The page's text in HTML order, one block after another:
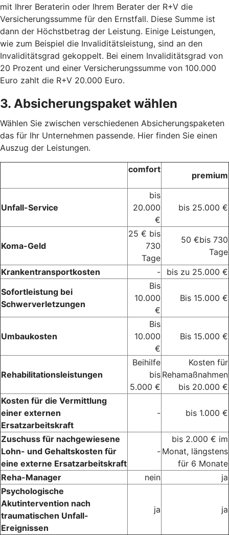
mit Ihrer Beraterin oder Ihrem Berater der R+V die
Versicherungssumme für den Ernstfall. Diese Summe ist
dann der Höchstbetrag der Leistung. Einige Leistungen,
wie zum Beispiel die Invaliditätsleistung, sind an den
Invaliditätsgrad gekoppelt. Bei einem Invaliditätsgrad von
20 Prozent und einer Versicherungssumme von 100.000
Euro zahlt die R+V 20.000 Euro.
3. Absicherungspaket wählen
Wählen Sie zwischen verschiedenen Absicherungspaketen
das für Ihr Unternehmen passende. Hier finden Sie einen
Auszug der Leistungen.
comfort
premium
Unfall-Service
bis
20.000
€
bis 25.000 €
Koma-Geld
25 € bis
730
Tage
50 €bis 730
Tage
Krankentransportkosten
-
bis zu 25.000 €
Sofortleistung bei
Schwerverletzungen
Bis
10.000
€
Bis 15.000 €
Umbaukosten
Bis
10.000
€
Bis 15.000 €
Rehabilitationsleistungen
Beihilfe
bis
5.000 €
Kosten für
Rehamaßnahmen
bis 20.000 €
Kosten für die Vermittlung
einer externen
Ersatzarbeitskraft
- bis 1.000 €
Zuschuss für nachgewiesene
Lohn- und Gehaltskosten für
eine externe Ersatzarbeitskraft
-
bis 2.000 € im
Monat, längstens
für 6 Monate
Reha-Manager
nein
ja
Psychologische
Akutintervention nach
traumatischen Unfall-
Ereignissen
ja ja